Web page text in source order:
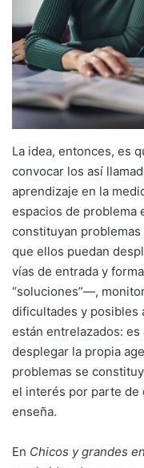
La idea, entonces, es
convocar los así
aprendizaje en la
espacios de problema
constituyan
que ellos puedan
vías de entrada y
“soluciones”—,
dificultades y posibles
están entrelazados:
desplegar la propia
problemas se
el interés por parte de
enseña.
En Chicos y grandes